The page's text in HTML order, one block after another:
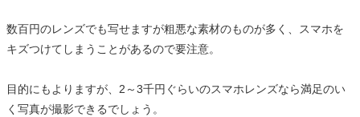
数百円のレンズでも写せますが粗悪な素材のものが多く、スマホを
キズつけてしまうことがあるので要注意。
目的にもよりますが、2～3千円ぐらいのスマホレンズなら満足のい
く写真が撮影できるでしょう。